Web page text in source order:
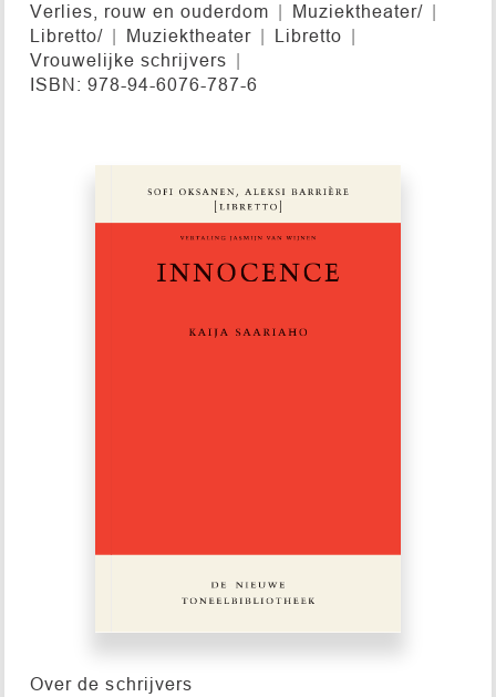
Verlies, rouw en ouderdom
Muziektheater/
Libretto/
Muziektheater
Libretto
Vrouwelijke schrijvers
ISBN: 978-94-6076-787-6
Over de schrijvers